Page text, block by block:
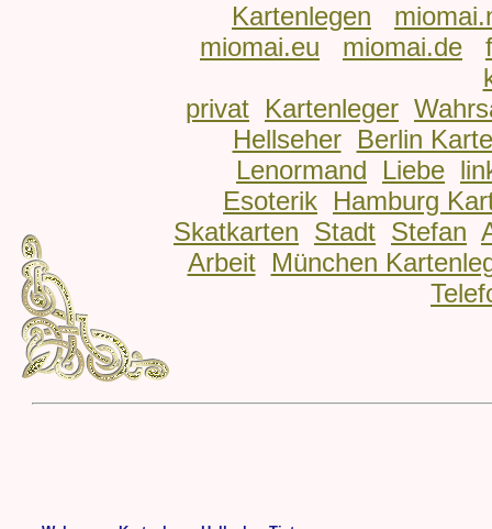
Kartenlegen
miomai.eu
miomai.de
privat Kartenleger
Hellseher
Berlin
Lenormand
Liebe
Esoterik Hamburg
Skatkarten Stadt Stefan
Arbeit
München